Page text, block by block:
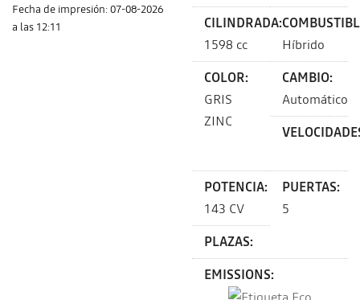
Fecha de impresión: 07-08-2026
a las 12:11
CILINDRADA:
1598 cc
Híbrido
COLOR:
GRIS
ZINC
CAMBIO:
Automático
POTENCIA:
143 CV
PUERTAS:
5
PLAZAS:
EMISSIONS: